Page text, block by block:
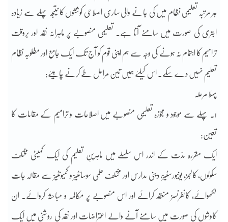
ہر مرتبہ تعلیمی نظام میں کی جانے والی ساری اصلاحی کوششوں کا نتیجہ پہلے سے زیادہ
ابتری کی صورت میں سامنے آتا ہے۔ تعلیمی منصوبے پر ماہرانہ نقد اور بروقت
ترامیم کا اہتمام نہ ہونے کی وجہ سے ہم اپنی قوم کو آج تک ایک جامع اور مطلوبہ نظام
تعلیم نہیں دے سکے۔ اس کیلئے ہمیں تین مراحل طے کرنے چاہیئے:
پہلا مرحلہ
۱۔ پہلے سے موجود و مجوّزہ تعلیمی منصوبے میں اصلاحات و ترامیم کے مقامات کا
تعیّن:
ایک مقررہ مدّت کے اندر اس سلسلے میں ماہرینِ تعلیم کی ایک کمیٹی مختلف
سکولوں، کالجز، یونیورسٹیز، دینی مدارس اور مختلف علمی سوسائٹیز و کمیونٹیز سے مقالہ جات
لکھوائے، کانفرنسز منعقد کرائے اور اس منصوبے پر مکالمہ و مباحثہ کروائے۔ ان
کاوشوں کی صورت میں سامنے آنے والے اعتراضات اور نقد کی روشنی میں ایک